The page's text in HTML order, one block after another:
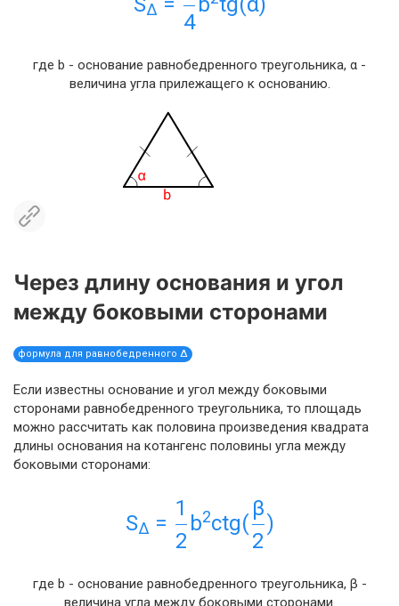
Δ
4
где b - основание равнобедренного треугольника, α -
величина угла прилежащего к основанию.
Через длину основания и угол
между боковыми сторонами
формула для равнобедренного Δ
Если известны основание и угол между боковыми
сторонами равнобедренного треугольника, то площадь
можно рассчитать как половина произведения квадрата
длины основания на котангенс половины угла между
боковыми сторонами:
SΔ =
1
2
b2ctg(
β
2
)
где b - основание равнобедренного треугольника, β -
величина угла между боковыми сторонами.